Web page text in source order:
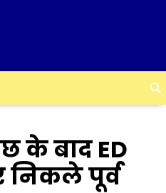
के बाद ED
पूर्व